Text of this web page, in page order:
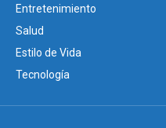
Entretenimiento
Salud
Estilo de Vida
Tecnología